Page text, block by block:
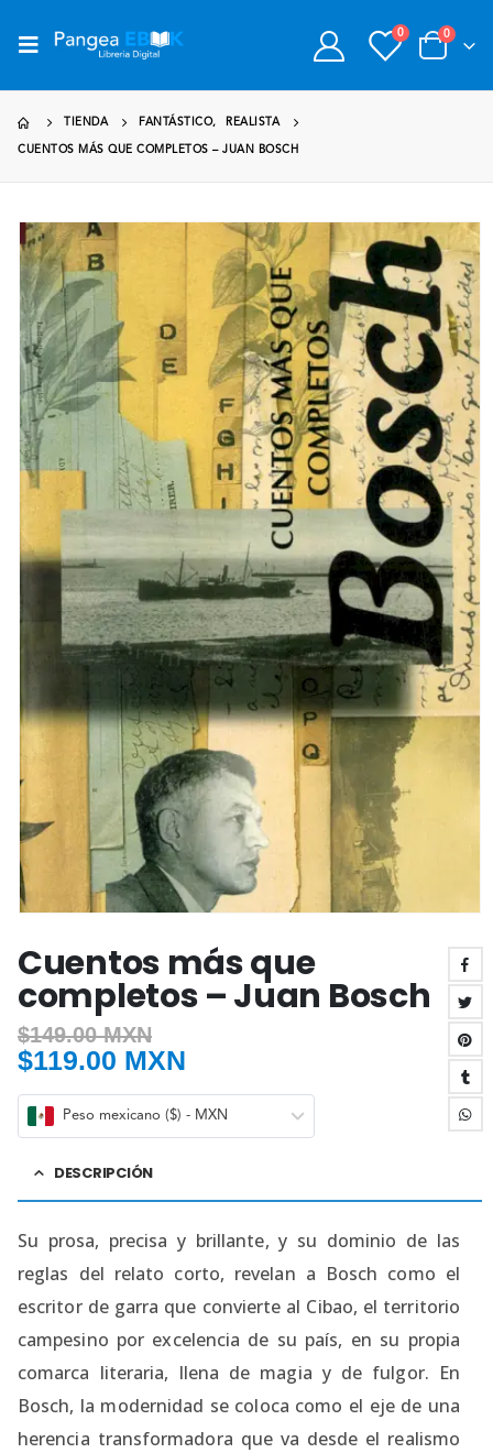
0 0
TIENDA FANTÁSTICO, REALISTA
CUENTOS MÁS QUE COMPLETOS – JUAN BOSCH
Cuentos más que
completos – Juan Bosch
$149.00 MXN
$119.00 MXN
Peso mexicano ($) - MXN
DESCRIPCIÓN
Su prosa, precisa y brillante, y su dominio de las
reglas del relato corto, revelan a Bosch como el
escritor de garra que convierte al Cibao, el territorio
campesino por excelencia de su país, en su propia
comarca literaria, llena de magia y de fulgor. En
Bosch, la modernidad se coloca como el eje de una
herencia transformadora que va desde el realismo